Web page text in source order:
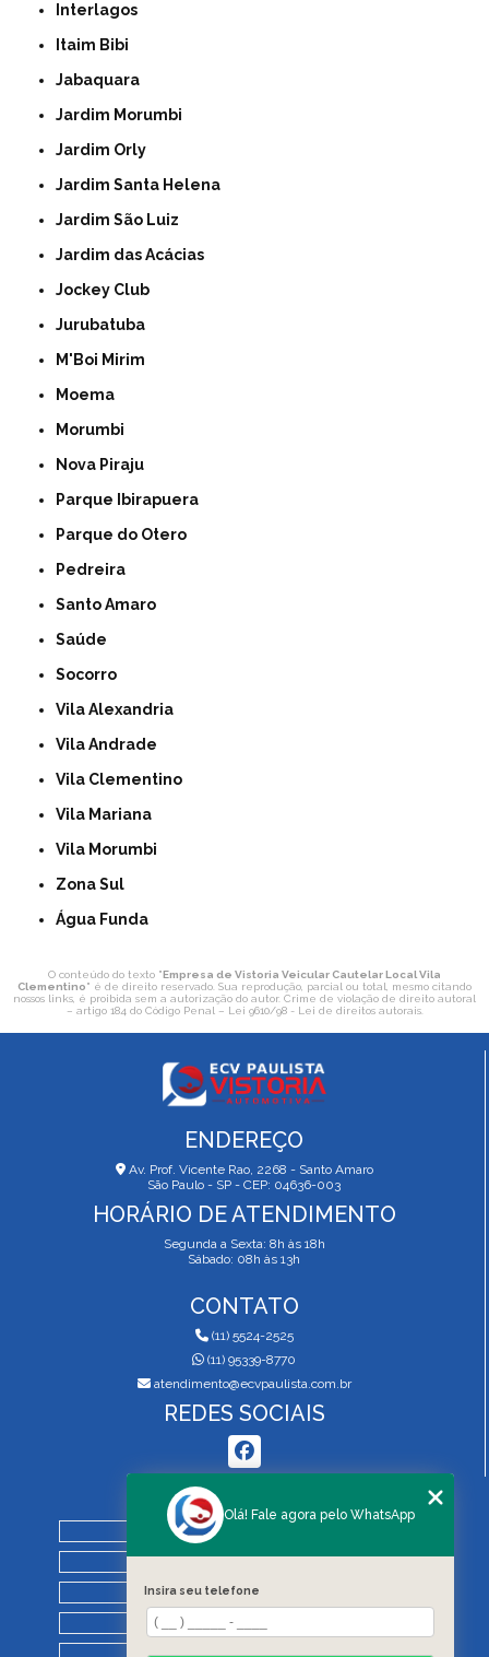
Interlagos
Itaim Bibi
Jabaquara
Jardim Morumbi
Jardim Orly
Jardim Santa Helena
Jardim São Luiz
Jardim das Acácias
Jockey Club
Jurubatuba
M'Boi Mirim
Moema
Morumbi
Nova Piraju
Parque Ibirapuera
Parque do Otero
Pedreira
Santo Amaro
Saúde
Socorro
Vila Alexandria
Vila Andrade
Vila Clementino
Vila Mariana
Vila Morumbi
Zona Sul
Água Funda
O conteúdo do texto " Empresa de Vistoria Veicular Cautelar Local Vila
Clementino" é de direito reservado. Sua reprodução, parcial ou total, mesmo citando
nossos links, é proibida sem a autorização do autor. Crime de violação de direito autoral
– artigo 184 do Código Penal – Lei 9610/98 - Lei de direitos autorais.
ENDEREÇO
Av. Prof. Vicente Rao, 2268 - Santo Amaro
São Paulo - SP - CEP: 04636-003
HORÁRIO DE ATENDIMENTO
Segunda a Sexta: 8h às 18h
Sábado: 08h às 13h
CONTATO
(11) 5524-2525
(11) 95339-8770
atendimento@ecvpaulista.com.br
REDES SOCIAIS
MENU
QUEM SOMOS
SERVIÇOS
BLOG
Olá! Fale agora pelo WhatsApp
Insira seu telefone